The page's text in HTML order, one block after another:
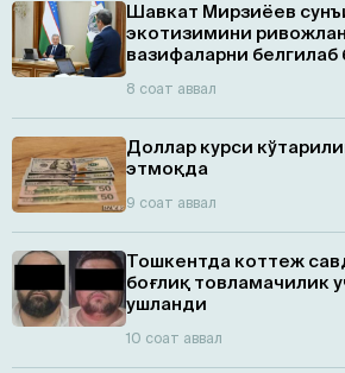
Шавкат Мирзиёев
экотизимини
вазифаларни белгилаб
8 соат аввал
Доллар курси
этмоқда
9 соат аввал
Тошкентда коттеж
боғлиқ товламачилик
ушланди
10 соат аввал